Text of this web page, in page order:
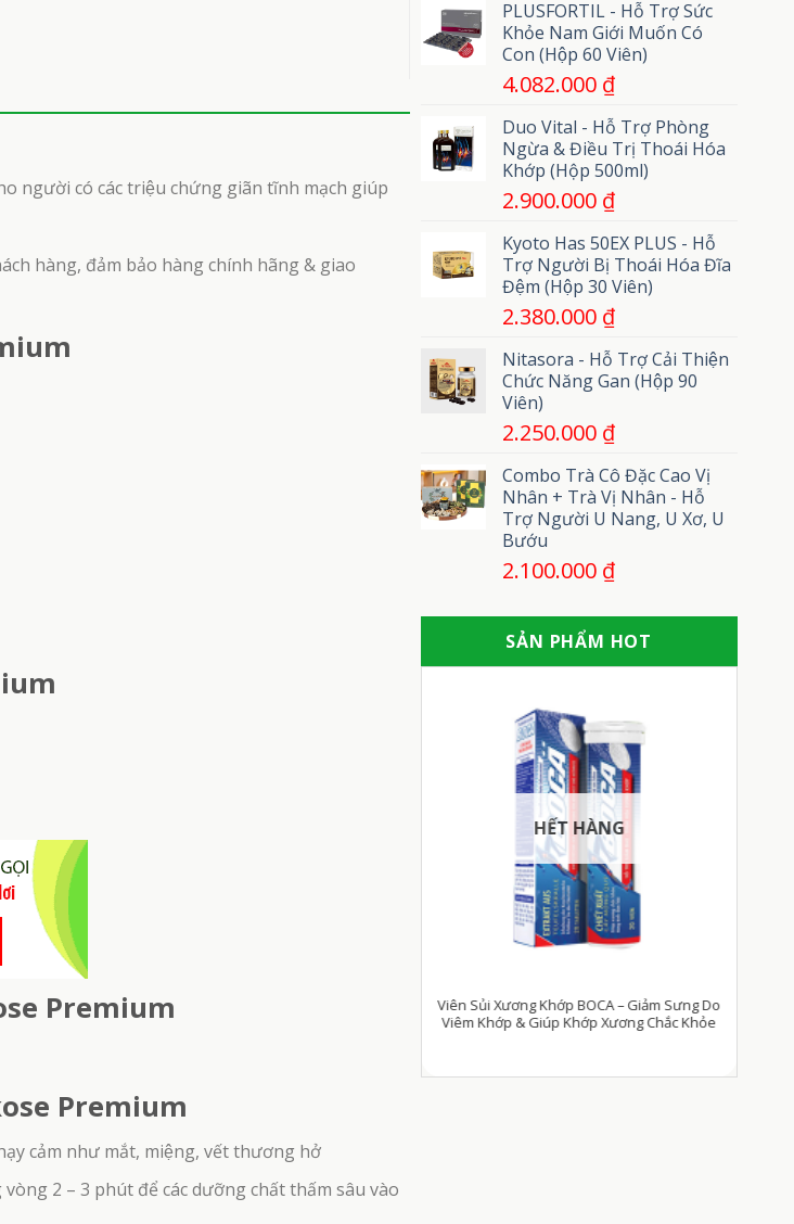
người có các triệu chứng giãn tĩnh mạch giúp
hàng, đảm bảo hàng chính hãng & giao
Premium
Premium
cảm như mắt, miệng, vết thương hở
2 – 3 phút để các dưỡng chất thấm sâu vào
loại
nào?
PLUSFORTIL - Hỗ Trợ Sức
Khỏe Nam Giới Muốn Có
Con (Hộp 60 Viên)
4.082.000 ₫
Duo Vital - Hỗ Trợ Phòng
Ngừa & Điều Trị Thoái Hóa
Khớp (Hộp 500ml)
2.900.000 ₫
Kyoto Has 50EX PLUS - Hỗ
Trợ Người Bị Thoái Hóa Đĩa
Đệm (Hộp 30 Viên)
2.380.000 ₫
Nitasora - Hỗ Trợ Cải Thiện
Chức Năng Gan (Hộp 90
Viên)
2.250.000 ₫
Combo Trà Cô Đặc Cao Vị
Nhân + Trà Vị Nhân - Hỗ
Trợ Người U Nang, U Xơ, U
Bướu
2.100.000 ₫
SẢN PHẨM HOT
Thiện Chức
Linh Tự Đan – Giải pháp cho người hiếm muộn
HẾT HÀNG
Viên Sủi Xương Khớp BOCA – Giảm Sưng Do
Viêm Khớp & Giúp Khớp Xương Chắc Khỏe